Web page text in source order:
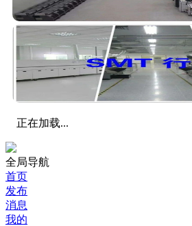
正在加载...
全局导航
首页
发布
消息
我的